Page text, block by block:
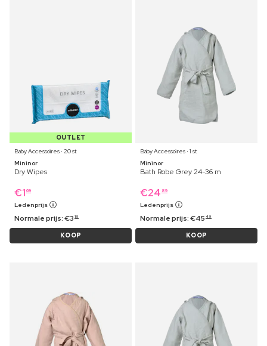
OUTLET
Baby Accessoires ⋅ 20 st
Mininor
Dry Wipes
€1 69
Ledenprijs
Normale prijs:€3 19
KOOP
Baby Accessoires ⋅ 1 st
Mininor
Bath Robe Grey 24-36 m
€24 89
Ledenprijs
Normale prijs:€45 49
KOOP